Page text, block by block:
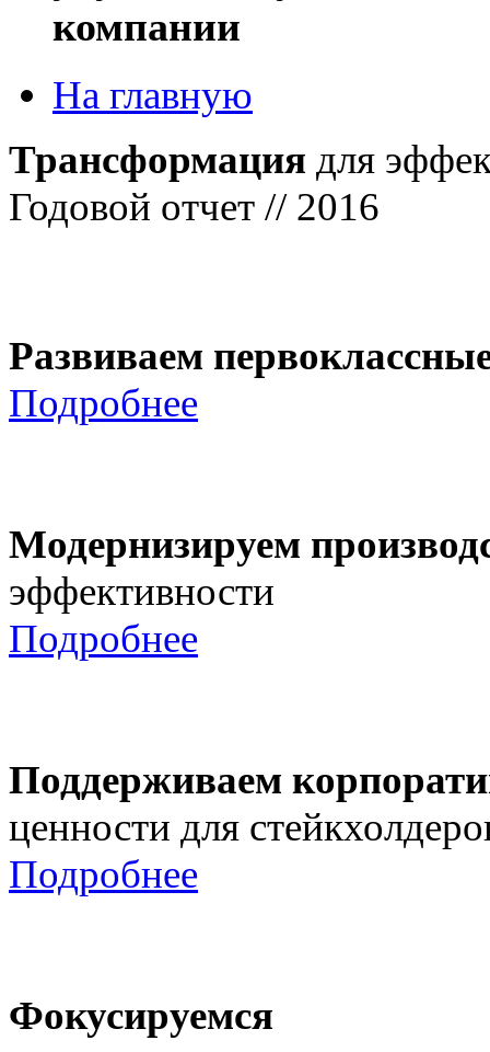
компании
На главную
Трансформация для
Годовой отчет // 2016
Развиваем
Подробнее
Модернизируем
эффективности
Подробнее
Поддерживаем
ценности для
Подробнее
Фокусируемся